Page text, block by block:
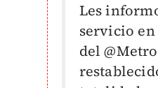
Les
servicio en
del